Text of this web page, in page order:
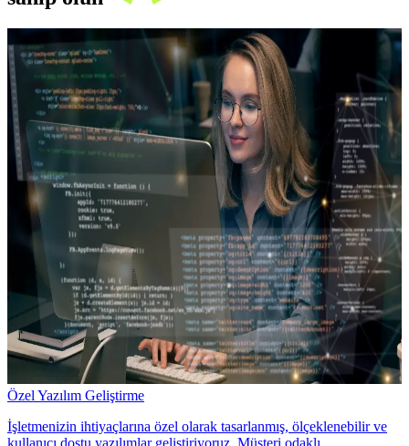
Özel Yazılım Geliştirme
İşletmenizin ihtiyaçlarına özel olarak tasarlanmış, ölçeklenebilir ve
kullanıcı dostu yazılımlar geliştiriyoruz. Müşteri odaklı